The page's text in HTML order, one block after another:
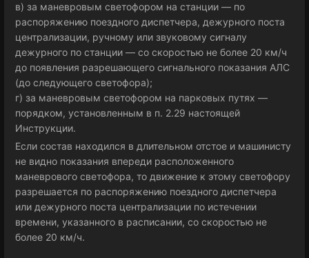
в) за маневровым светофором на станции — по
распоряжению поездного диспетчера, дежурного поста
централизации, ручному или звуковому сигналу
дежурного по станции — со скоростью не более 20 км/ч
до появления разрешающего сигнального показания АЛС
(до следующего светофора);
г) за маневровым светофором на парковых путях —
порядком, установленным в п. 2.29 настоящей
Инструкции.
Если состав находился в длительном отстое и машинисту
не видно показания впереди расположенного
маневрового светофора, то движение к этому светофору
разрешается по распоряжению поездного диспетчера
или дежурного поста централизации по истечении
времени, указанного в расписании, со скоростью не
более 20 км/ч.